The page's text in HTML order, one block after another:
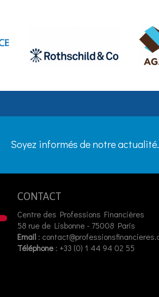
Soyez informés de notre actualité.
CONTACT
Centre des Professions Financières
58 rue de Lisbonne - 75008 Paris
Email :
Téléphone : +33 (0) 1 44 94 02 55